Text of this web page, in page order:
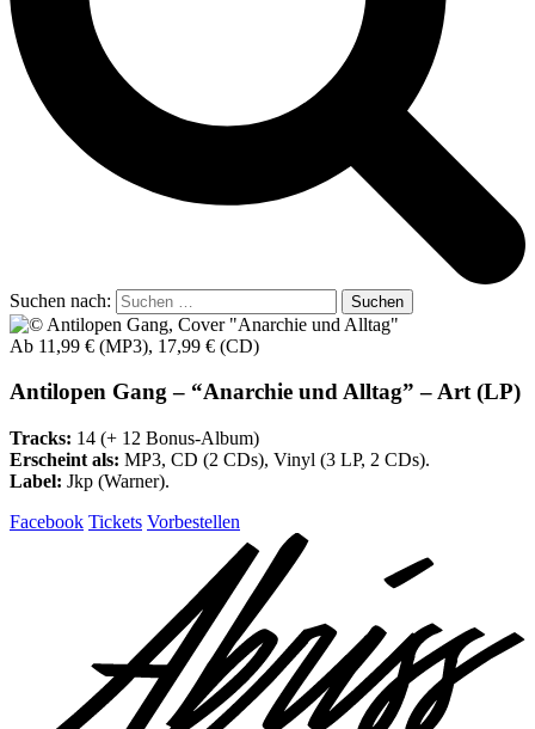
Suchen nach:
Ab 11,99 € (MP3), 17,99 € (CD)
Antilopen Gang – “Anarchie und Alltag” – Art (LP)
Tracks: 14 (+ 12 Bonus-Album)
Erscheint als: MP3, CD (2 CDs), Vinyl (3 LP, 2 CDs).
Label: Jkp (Warner).
Facebook Tickets Vorbestellen